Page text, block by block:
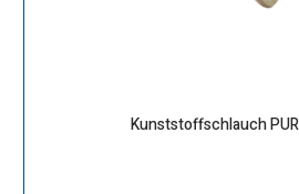
Kunststoffschlauch